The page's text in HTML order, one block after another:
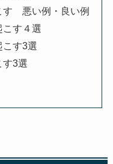
す 悪い例・良い例
こす４選
こす3選
す3選